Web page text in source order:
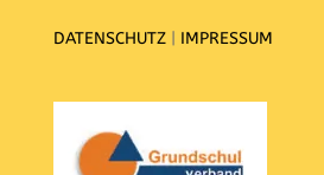
DATENSCHUTZ| IMPRESSUM